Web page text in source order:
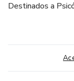
Destinados a